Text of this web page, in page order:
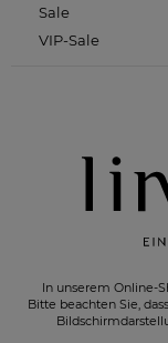
In unserem Online-
Bitte beachten Sie,
Sale
VIP-Sale